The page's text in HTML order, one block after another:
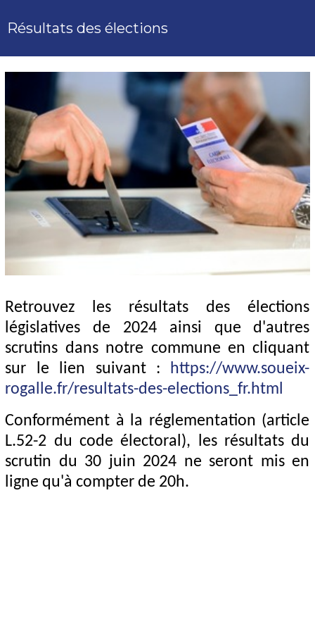
Résultats des élections
Retrouvez les résultats des élections
législatives de 2024 ainsi que d'autres
scrutins dans notre commune en cliquant
sur le lien suivant :
https://www.soueix-
rogalle.fr/resultats-des-elections_fr.html
Conformément à la réglementation (article
L.52-2 du code électoral), les résultats du
scrutin du 30 juin 2024 ne seront mis en
ligne qu'à compter de 20h.